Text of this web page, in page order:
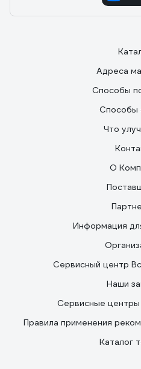
Адреса
Способы
Способы
Что
О
Информация
Сервисный центр
Наши
Сервисные центры
Правила применения
Каталог